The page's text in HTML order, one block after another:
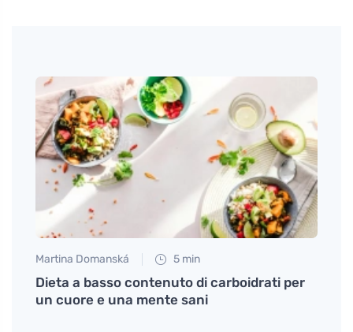
Martina Domanská 5 min
Dieta a basso contenuto di carboidrati per
un cuore e una mente sani